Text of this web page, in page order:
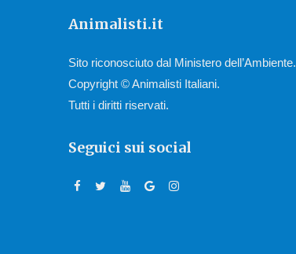
Animalisti.it
Sito riconosciuto dal Ministero dell’Ambiente.
Copyright © Animalisti Italiani.
Tutti i diritti riservati.
Seguici sui social